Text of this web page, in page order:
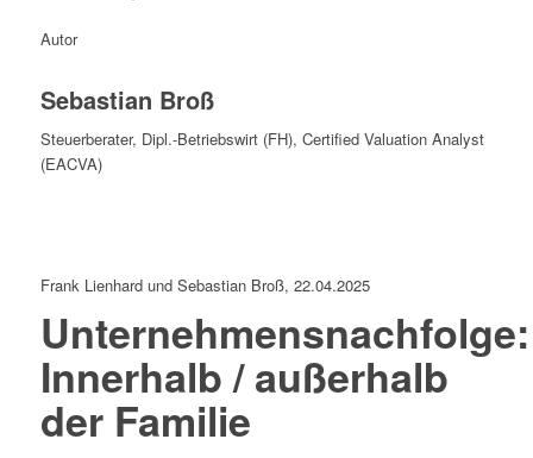
Autor
Sebastian Broß
Steuerberater, Dipl.-Betriebswirt (FH), Certified Valuation Analyst
(EACVA)
Frank Lienhard und Sebastian Broß, 22.04.2025
Unternehmensnachfolge:
Innerhalb / außerhalb
der Familie